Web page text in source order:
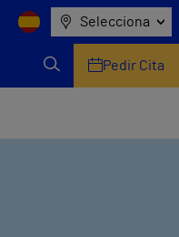
Selecciona
Pedir Cita